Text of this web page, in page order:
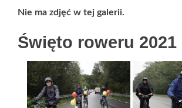
Nie ma zdjęć w tej galerii.
Święto roweru 2021